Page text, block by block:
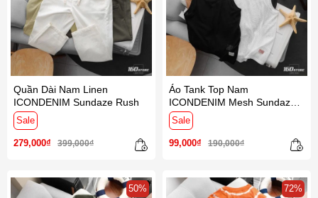
Quần Dài Nam Linen
ICONDENIM Sundaze Rush
Sale
279,000₫ 399,000₫
Áo Tank Top Nam
ICONDENIM Mesh Sundaze
Rush
Sale
99,000₫ 190,000₫
50% 72%